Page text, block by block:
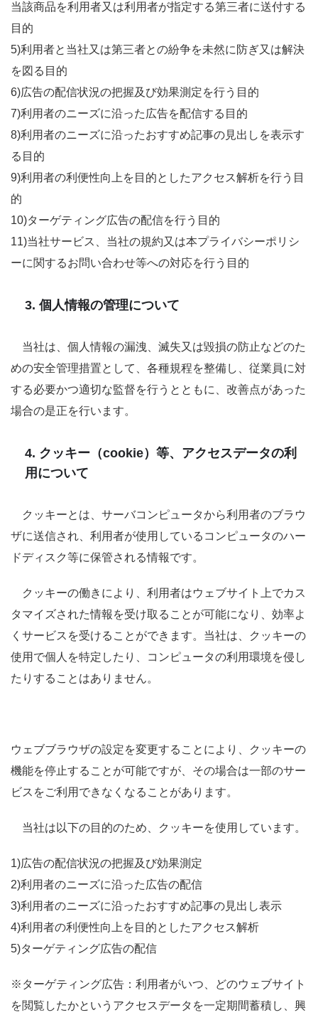
当該商品を利用者又は利用者が指定する第三者に送付する
目的
5)利用者と当社又は第三者との紛争を未然に防ぎ又は解決
を図る目的
6)広告の配信状況の把握及び効果測定を行う目的
7)利用者のニーズに沿った広告を配信する目的
8)利用者のニーズに沿ったおすすめ記事の見出しを表示す
る目的
9)利用者の利便性向上を目的としたアクセス解析を行う目
的
10)ターゲティング広告の配信を行う目的
11)当社サービス、当社の規約又は本プライバシーポリシ
ーに関するお問い合わせ等への対応を行う目的
3. 個人情報の管理について
当社は、個人情報の漏洩、滅失又は毀損の防止などのた
めの安全管理措置として、各種規程を整備し、従業員に対
する必要かつ適切な監督を行うとともに、改善点があった
場合の是正を行います。
4. クッキー（cookie）等、アクセスデータの利
用について
クッキーとは、サーバコンピュータから利用者のブラウ
ザに送信され、利用者が使用しているコンピュータのハー
ドディスク等に保管される情報です。
クッキーの働きにより、利用者はウェブサイト上でカス
タマイズされた情報を受け取ることが可能になり、効率よ
くサービスを受けることができます。当社は、クッキーの
使用で個人を特定したり、コンピュータの利用環境を侵し
たりすることはありません。
ウェブブラウザの設定を変更することにより、クッキーの
機能を停止することが可能ですが、その場合は一部のサー
ビスをご利用できなくなることがあります。
当社は以下の目的のため、クッキーを使用しています。
1)広告の配信状況の把握及び効果測定
2)利用者のニーズに沿った広告の配信
3)利用者のニーズに沿ったおすすめ記事の見出し表示
4)利用者の利便性向上を目的としたアクセス解析
5)ターゲティング広告の配信
※ターゲティング広告：利用者がいつ、どのウェブサイト
を閲覧したかというアクセスデータを一定期間蓄積し、興